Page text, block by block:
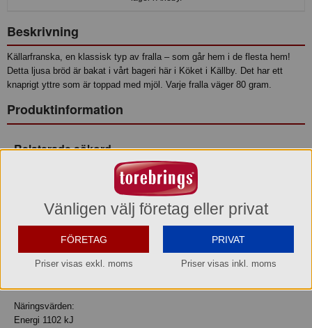
Beskrivning
Källarfranska, en klassisk typ av fralla – som går hem i de flesta hem!
Detta ljusa bröd är bakat i vårt bageri här i Köket i Källby. Det har ett
knaprigt yttre som är toppad med mjöl. Varje fralla väger 80 gram.
Produktinformation
Relaterade sökord
(emulgeringsmedel E471), havssalt, jäst, VETEGLUTEN. Kan
innehålla spår av mjölk, ägg, sesam, senap, soja och laktos.
Näringsvärde
Näringsvärden:
Energi 1102 kJ
Vänligen välj företag eller privat
FÖRETAG
Priser visas exkl. moms
PRIVAT
Priser visas inkl. moms